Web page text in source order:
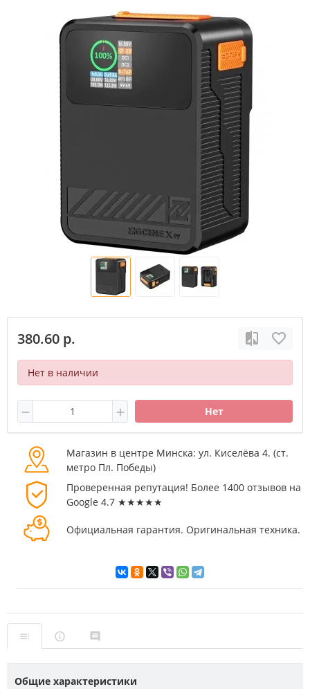
380.60 р.
Нет в наличии
Нет
Магазин в центре Минска: ул. Киселёва 4. (cт.
метро Пл. Победы)
Проверенная репутация! Более 1400 отзывов на
Google 4.7 ★★★★★
Официальная гарантия. Оригинальная техника.
Общие характеристики